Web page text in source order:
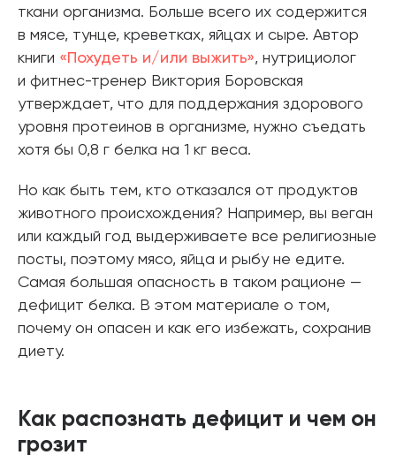
ткани организма. Больше всего их содержится
в мясе, тунце, креветках, яйцах и сыре. Автор
книги «Похудеть и/или выжить», нутрициолог
и фитнес-тренер Виктория Боровская
утверждает, что для поддержания здорового
уровня протеинов в организме, нужно съедать
хотя бы 0,8 г белка на 1 кг веса.
Но как быть тем, кто отказался от продуктов
животного происхождения? Например, вы веган
или каждый год выдерживаете все религиозные
посты, поэтому мясо, яйца и рыбу не едите.
Самая большая опасность в таком рационе —
дефицит белка. В этом материале о том,
почему он опасен и как его избежать, сохранив
диету.
Как распознать дефицит и чем он
грозит